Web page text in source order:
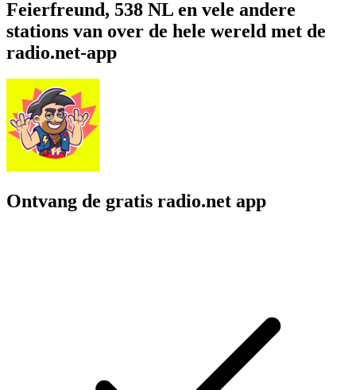
Feierfreund, 538 NL en vele andere
stations van over de hele wereld met de
radio.net-app
Ontvang de gratis radio.net app